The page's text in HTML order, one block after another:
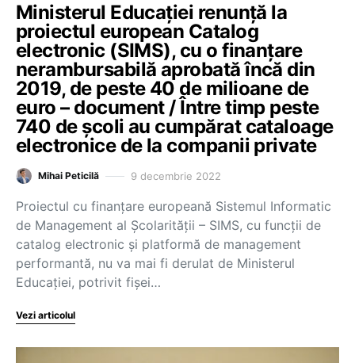
Ministerul Educației renunță la
proiectul european Catalog
electronic (SIMS), cu o finanțare
nerambursabilă aprobată încă din
2019, de peste 40 de milioane de
euro – document / Între timp peste
740 de școli au cumpărat cataloage
electronice de la companii private
Mihai Peticilă 9 decembrie 2022
Proiectul cu finanțare europeană Sistemul Informatic
de Management al Școlarității – SIMS, cu funcții de
catalog electronic și platformă de management
performantă, nu va mai fi derulat de Ministerul
Educației, potrivit fișei…
Vezi articolul